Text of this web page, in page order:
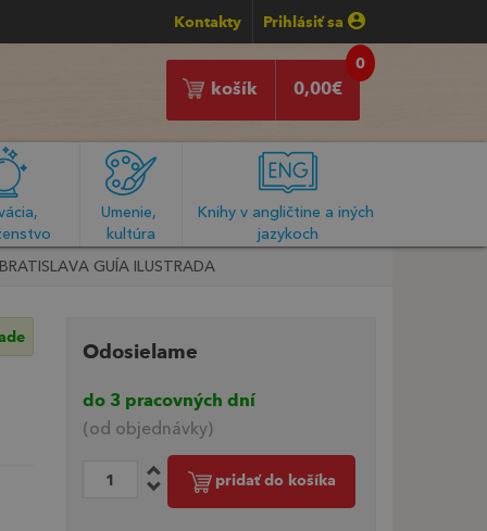
Kontakty Prihlásiť sa
0
0,00€
košík
Umenie,
kultúra
Knihy v angličtine a iných
jazykoch
GUÍA ILUSTRADA
Odosielame
do 3 pracovných dní
(od objednávky)
pridať do košíka